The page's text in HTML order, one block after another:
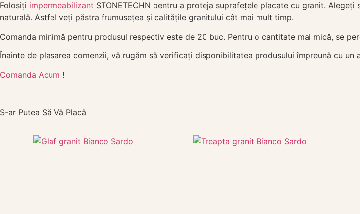
Folosiți impermeabilizant STONETECHN pentru a proteja suprafețele placate cu granit.
naturală. Astfel veți păstra frumusețea și calitățile granitului cât mai mult timp.
Comanda minimă pentru produsul respectiv este de 20 buc. Pentru o cantitate mai mică, se
Înainte de plasarea comenzii, vă rugăm să verificați disponibilitatea produsului împreună cu
Comanda Acum !
S-ar Putea Să Vă Placă